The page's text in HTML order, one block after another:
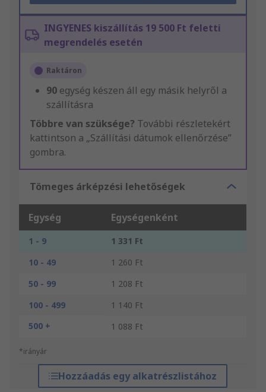
INGYENES kiszállítás 19 500 Ft feletti
megrendelés esetén
Raktáron
90 egység készen áll egy másik helyről a
szállításra
Többre van szüksége? További részletekért
kattintson a „Szállítási dátumok ellenőrzése”
gombra.
Tömeges árképzési lehetőségek
Egység Egységenként
1 - 9
1 331 Ft
10 - 49
1 260 Ft
50 - 99
1 208 Ft
100 - 499
1 140 Ft
500 +
1 088 Ft
*irányár
Hozzáadás egy alkatrészlistához